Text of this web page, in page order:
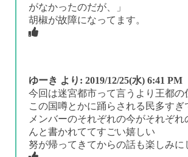
がなかったのだが、」
胡椒が故障になってます。
ゆーき より: 2019/12/25(水) 6:41 PM
今回は迷宮都市って言うより王都の
この国噂とかに踊らされる民多すぎ
メンバーのそれぞれの今がそれぞれ
んと書かれててすごい嬉しい
努が帰ってきてからの話も楽しみに